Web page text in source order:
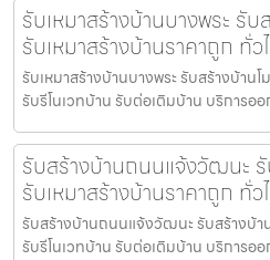
รับเหมาสร้างบ้านบางพระ รั
รับเหมาสร้างบ้านราคาถูก ทั่ว
รับเหมาสร้างบ้านบางพระ รับสร้างบ้าน
รับรีโนเวทบ้าน รับต่อเติมบ้าน บริการอ
รับสร้างบ้านถนนแจ้งวัฒนะ
รับเหมาสร้างบ้านราคาถูก ทั่ว
รับสร้างบ้านถนนแจ้งวัฒนะ รับสร้างบ้า
รับรีโนเวทบ้าน รับต่อเติมบ้าน บริการอ